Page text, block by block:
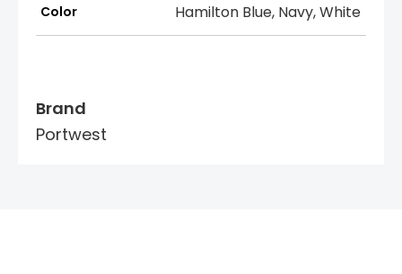
Color Hamilton Blue, Navy, White
Brand
Portwest